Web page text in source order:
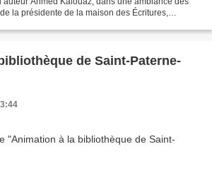
la présidente de la maison des Écritures,
de Saint-Paterne-